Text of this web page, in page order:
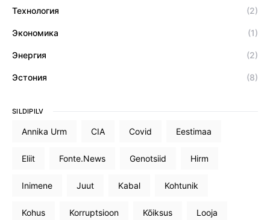
Технология (2)
Экономика (1)
Энергия (2)
Эстония (8)
SILDIPILV
Annika Urm CIA Covid Eestimaa
Eliit Fonte.News Genotsiid Hirm
Inimene Juut Kabal Kohtunik
Kohus Korruptsioon Kõiksus Looja